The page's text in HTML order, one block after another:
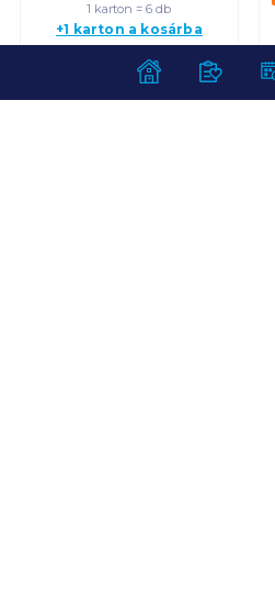
1 karton = 6 db
+1 karton a kosárba